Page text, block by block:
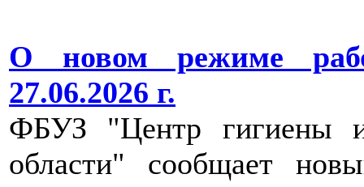
О новом режиме
27.06.2026 г.
ФБУЗ "Центр гигиены
области" сообщает